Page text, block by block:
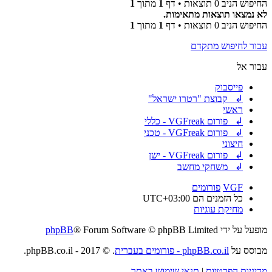
החיפוש הניב 0 תוצאות • דף 1 מתוך 1
לא נמצאו תוצאות מתאימות.
החיפוש הניב 0 תוצאות • דף
1 מתוך 1
עבור לחיפוש מתקדם
עבור אל
פייסבוק
↲ קבוצת "רטרו ישראל"
ראשי
↲ פורום VGFreak - כללי
↲ פורום VGFreak - טכני
חיצוני
↲ פורום VGFreak - ישן
↲ משחקי מחשב
VGF פורומים
כל הזמנים הם UTC+03:00
מחיקת עוגיות
מופעל על ידי
phpBB® Forum Software © phpBB Limited
מבוסס על phpBB.co.il - פורומים בעברית
. © 2017 - phpBB.co.il.